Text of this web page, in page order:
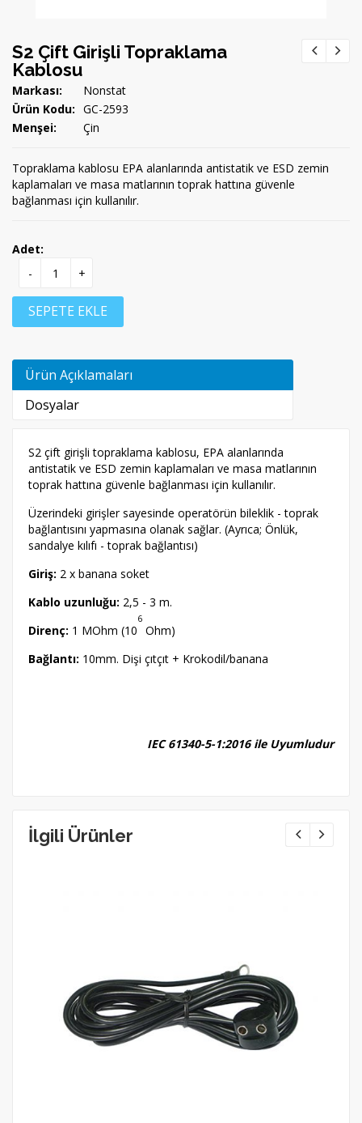
S2 Çift Girişli Topraklama
Kablosu
Markası:
Nonstat
Ürün Kodu: GC-2593
Menşei:
Çin
Topraklama kablosu EPA alanlarında antistatik ve ESD zemin
kaplamaları ve masa matlarının toprak hattına güvenle
bağlanması için kullanılır.
Adet:
-
+
SEPETE EKLE
Ürün Açıklamaları
Dosyalar
S2 çift girişli topraklama kablosu, EPA alanlarında
antistatik ve ESD zemin kaplamaları ve masa matlarının
toprak hattına güvenle bağlanması için kullanılır.
Üzerindeki girişler sayesinde operatörün bileklik - toprak
bağlantısını yapmasına olanak sağlar. (Ayrıca; Önlük,
sandalye kılıfı - toprak bağlantısı)
Giriş: 2 x banana soket
Kablo uzunluğu: 2,5 - 3 m.
Direnç: 1 MOhm (10
6
Ohm)
Bağlantı: 10mm. Dişi çıtçıt + Krokodil/banana
IEC 61340-5-1:2016 ile Uyumludur
İlgili Ürünler